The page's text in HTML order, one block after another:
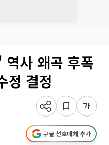
사 왜곡 후폭
정 결정
구글 선호매체 추가